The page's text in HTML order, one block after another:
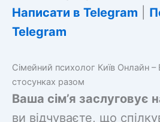
Написати в Telegram
Telegram
Сімейний психолог Київ Онлайн –
стосунках разом
Ваша сім’я заслуговує
ви відчуваєте, що